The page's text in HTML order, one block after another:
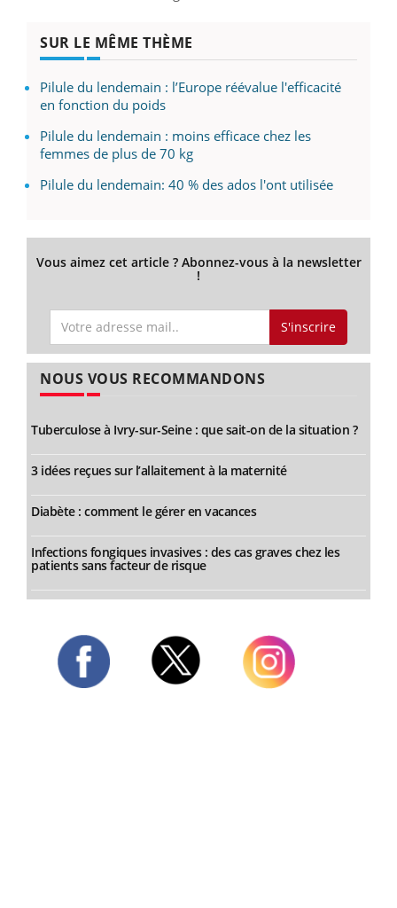
SUR LE MÊME THÈME
Pilule du lendemain : l’Europe réévalue l'efficacité
en fonction du poids
Pilule du lendemain : moins efficace chez les
femmes de plus de 70 kg
Pilule du lendemain: 40 % des ados l'ont utilisée
Vous aimez cet article ? Abonnez-vous à la newsletter
!
S'inscrire
NOUS VOUS RECOMMANDONS
Tuberculose à Ivry-sur-Seine : que sait-on de la situation ?
3 idées reçues sur l’allaitement à la maternité
Diabète : comment le gérer en vacances
Infections fongiques invasives : des cas graves chez les
patients sans facteur de risque